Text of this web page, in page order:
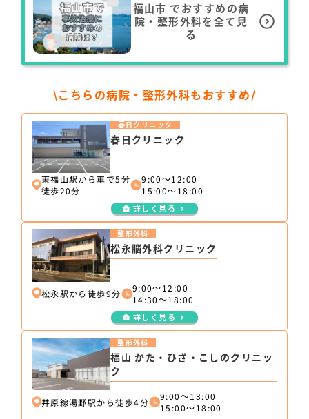
福山市 でおすすめの病
院・整形外科を全て見
る
\こちらの病院・整形外科もおすすめ/
春日クリニック
春日クリニック
東福山駅から車で5分
徒歩20分
9:00～12:00
15:00～18:00
詳しく見る
松永脳外科クリニック
整形外科
松永駅から徒歩9分
9:00～12:00
14:30～18:00
詳しく見る
福山 かた・ひざ・こしのクリニッ
ク
整形外科
井原線湯野駅から徒歩4分
9:00～13:00
15:00～18:00